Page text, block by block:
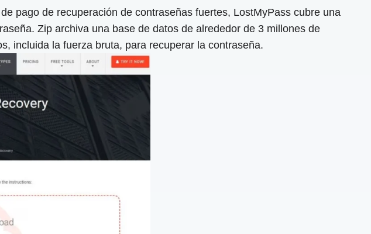
pago de recuperación de contraseñas fuertes, LostMyPass cubre una
Zip archiva una base de datos de alrededor de 3 millones de
incluida la fuerza bruta, para recuperar la contraseña.